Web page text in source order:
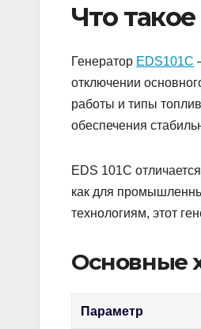
Что
Генератор EDS101C
отключении
работы и типы
обеспечения
EDS 101C
как для
технологиям, этот
Основные
Параметр